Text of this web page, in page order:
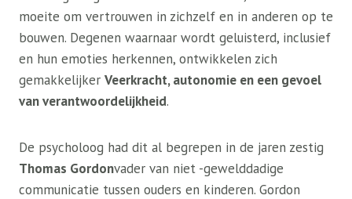
moeite om vertrouwen in zichzelf en in anderen op te
bouwen. Degenen waarnaar wordt geluisterd, inclusief
en hun emoties herkennen, ontwikkelen zich
gemakkelijker Veerkracht, autonomie en een gevoel
van verantwoordelijkheid.
De psycholoog had dit al begrepen in de jaren zestig
Thomas Gordonvader van niet -gewelddadige
communicatie tussen ouders en kinderen. Gordon